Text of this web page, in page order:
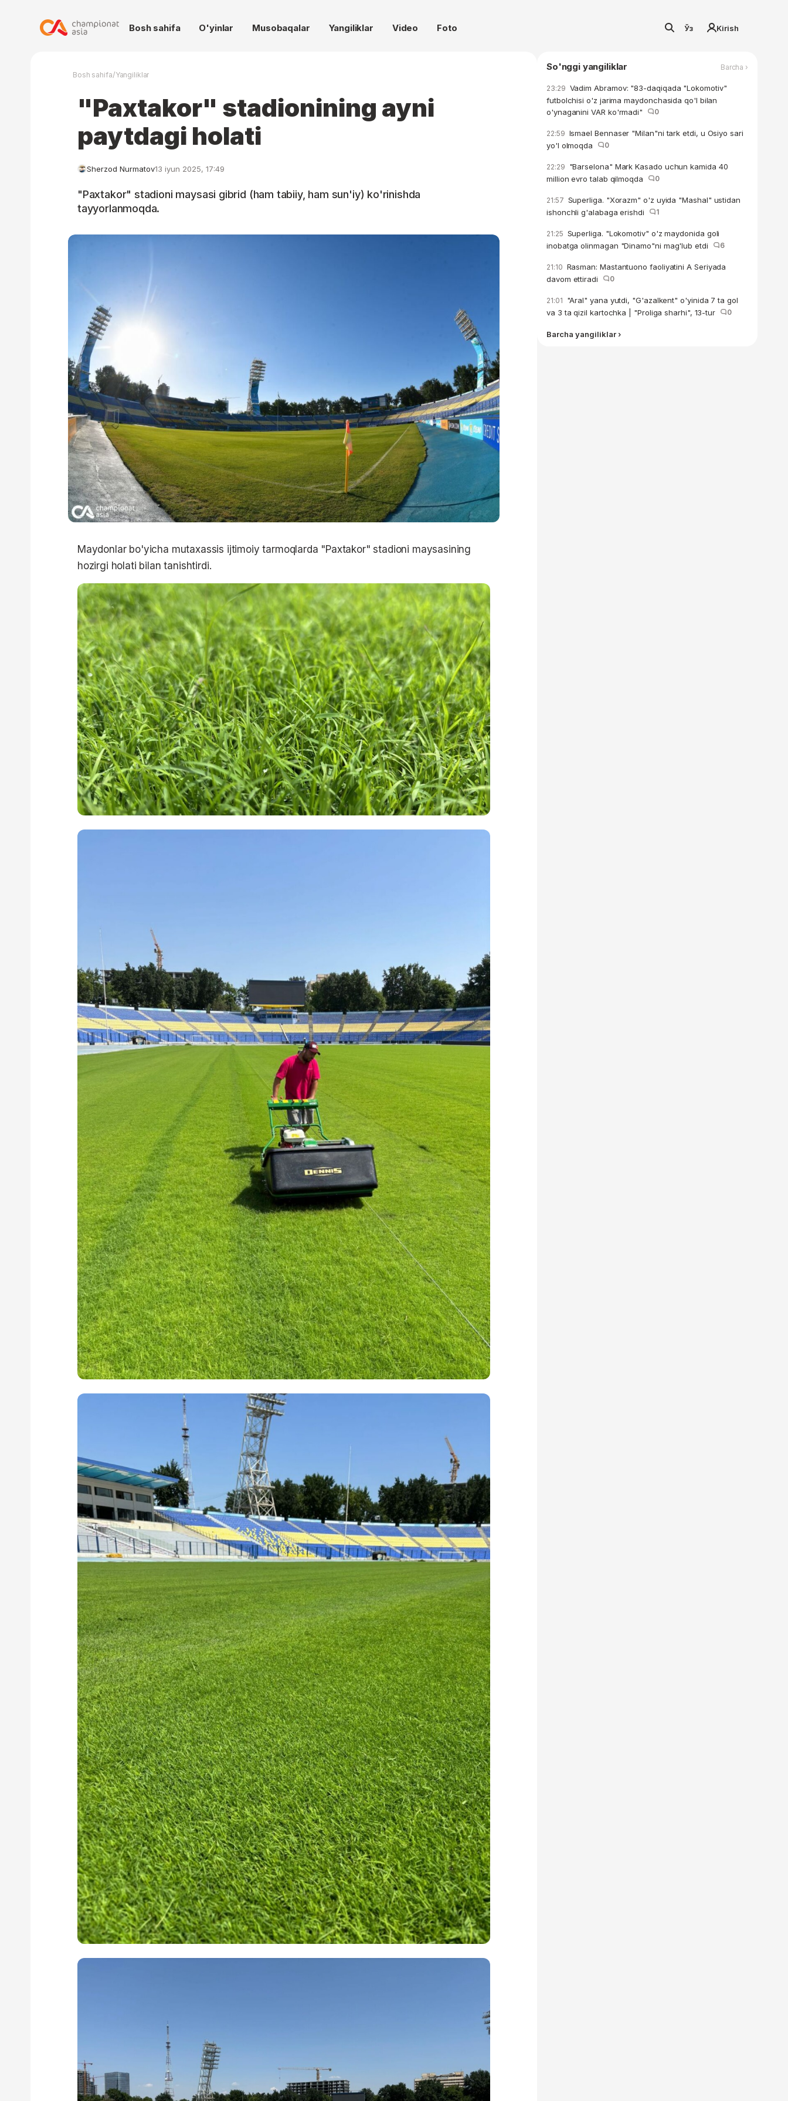
Bosh sahifa O'yinlar Musobaqalar Yangiliklar Video Foto Ўз Kirish
Bosh sahifa/Yangiliklar
"Paxtakor" stadionining ayni
paytdagi holati
Sherzod Nurmatov13 iyun 2025, 17:49
"Paxtakor" stadioni maysasi gibrid (ham tabiiy, ham sun'iy) ko'rinishda
tayyorlanmoqda.
Maydonlar bo'yicha mutaxassis ijtimoiy tarmoqlarda "Paxtakor" stadioni maysasining
hozirgi holati bilan tanishtirdi.
So'nggi yangiliklar Barcha ›
23:29 Vadim Abramov: "83-daqiqada "Lokomotiv"
futbolchisi o'z jarima maydonchasida qo'l bilan
o'ynaganini VAR ko'rmadi"
0
22:59 Ismael Bennaser "Milan"ni tark etdi, u Osiyo sari
yo'l olmoqda
0
22:29 "Barselona" Mark Kasado uchun kamida 40
million evro talab qilmoqda
0
21:57 Superliga. "Xorazm" o'z uyida "Mashal" ustidan
ishonchli g'alabaga erishdi
1
21:25 Superliga. "Lokomotiv" o'z maydonida goli
inobatga olinmagan "Dinamo"ni mag'lub etdi
6
21:10 Rasman: Mastantuono faoliyatini A Seriyada
davom ettiradi
0
21:01 "Aral" yana yutdi, "G'azalkent" o'yinida 7 ta gol
va 3 ta qizil kartochka | "Proliga sharhi", 13-tur
0
Barcha yangiliklar ›